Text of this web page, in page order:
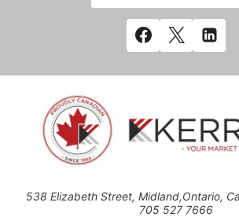
538 Elizabeth Street, Midland,Ontario,
705 527 7666